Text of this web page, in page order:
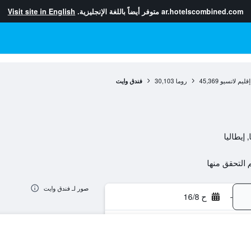
ar.hotelscombined.com متوفر أيضاً باللغة الإنجليزية. Visit site in English
إقليم لاتسيو 45,369 روما 30,103 فندق وايت
- ح 16/8
صور لـ فندق وايت